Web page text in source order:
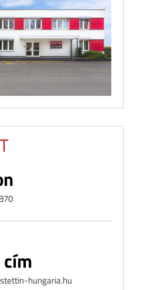
hungaria.hu